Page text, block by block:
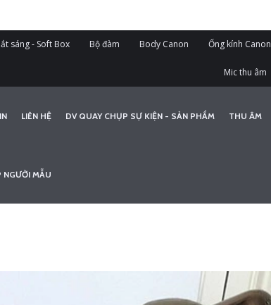
sáng - Soft Box Bộ đàm Body Canon Ống kính Canon
Mic thu âm
LIÊN HỆ DV QUAY CHỤP SỰ KIỆN - SẢN PHẨM THU ÂM
NGƯỜI MẪU